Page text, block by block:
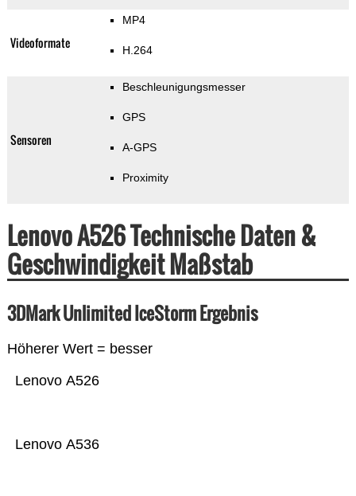
Videoformate
MP4
H.264
Sensoren
Beschleunigungsmesser
GPS
A-GPS
Proximity
Lenovo A526 Technische Daten &
Geschwindigkeit Maßstab
3DMark Unlimited IceStorm Ergebnis
Höherer Wert = besser
Lenovo A536
Lenovo A526